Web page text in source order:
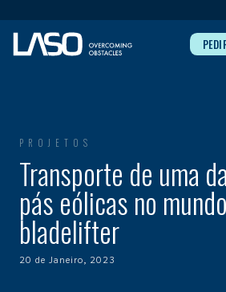
PROJETOS
Transporte de uma
pás eólicas no
bladelifter
20 de Janeiro, 2023